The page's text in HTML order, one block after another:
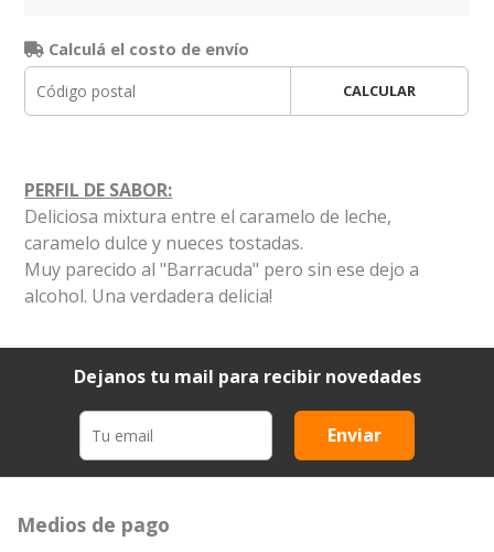
Calculá el costo de envío
CALCULAR
PERFIL DE SABOR:
Deliciosa mixtura entre el caramelo de leche,
caramelo dulce y nueces tostadas.
Muy parecido al "Barracuda" pero sin ese dejo a
alcohol. Una verdadera delicia!
Dejanos tu mail para recibir novedades
Enviar
Medios de pago